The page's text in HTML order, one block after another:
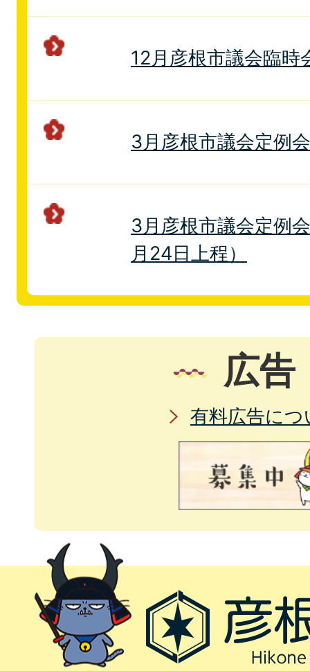
12月彦根市議会臨時
3月彦根市議会定例
3月彦根市議会定例
月24日上程）
広告
有料広告につ